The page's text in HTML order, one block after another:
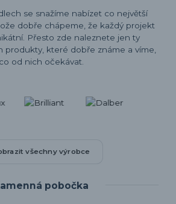
se snažíme nabízet co největší
dobře chápeme, že každý projekt
Přesto zde naleznete jen ty
produkty, které dobře známe a víme,
co od nich očekávat.
všechny výrobce
pobočka